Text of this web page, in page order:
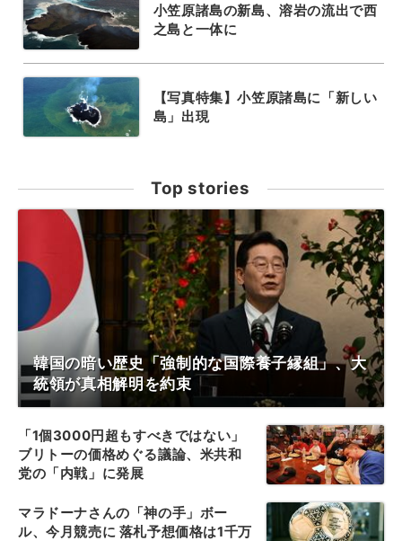
小笠原諸島の新島、溶岩の流出で西
之島と一体に
【写真特集】小笠原諸島に「新しい
島」出現
Top stories
韓国の暗い歴史「強制的な国際養子縁組」、大
統領が真相解明を約束
「1個3000円超もすべきではない」
ブリトーの価格めぐる議論、米共和
党の「内戦」に発展
マラドーナさんの「神の手」ボー
ル、今月競売に 落札予想価格は1千万